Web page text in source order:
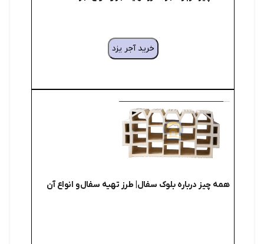
خرید آجر یزد
همه چیز درباره بلوک سفال| طرز تهیه سفال و انواع آن